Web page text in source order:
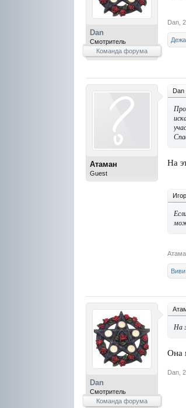
Dan
Смотритель
Команда форума
Dan
Атаман
Guest
Dan
На
Виви
Dan
Смотритель
Команда форума
На
Она
Dan